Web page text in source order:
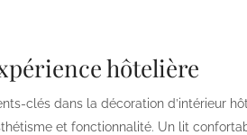
hôtelière
clés dans la décoration d’intérieur
et fonctionnalité. Un lit